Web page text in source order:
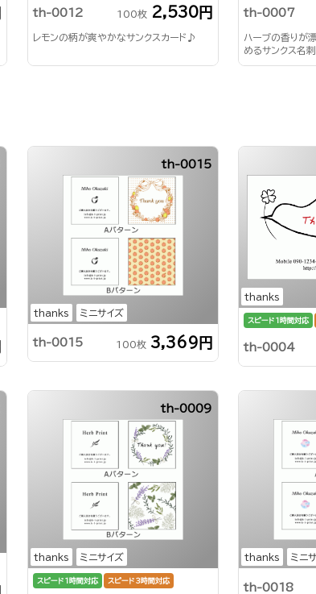
th-0012 100枚 2,530円
レモンの柄が爽やかなサンクスカード♪
th-0007
ハーブの香りが
めるサンクス名
thanks ミニサイズ
th-0015
th-0015 100枚 3,369円
thanks
スピード1時間対応
th-0004
thanks ミニサイズ
th-0009
スピード1時間対応 スピード3時間対応
thanks ミニ
th-0018